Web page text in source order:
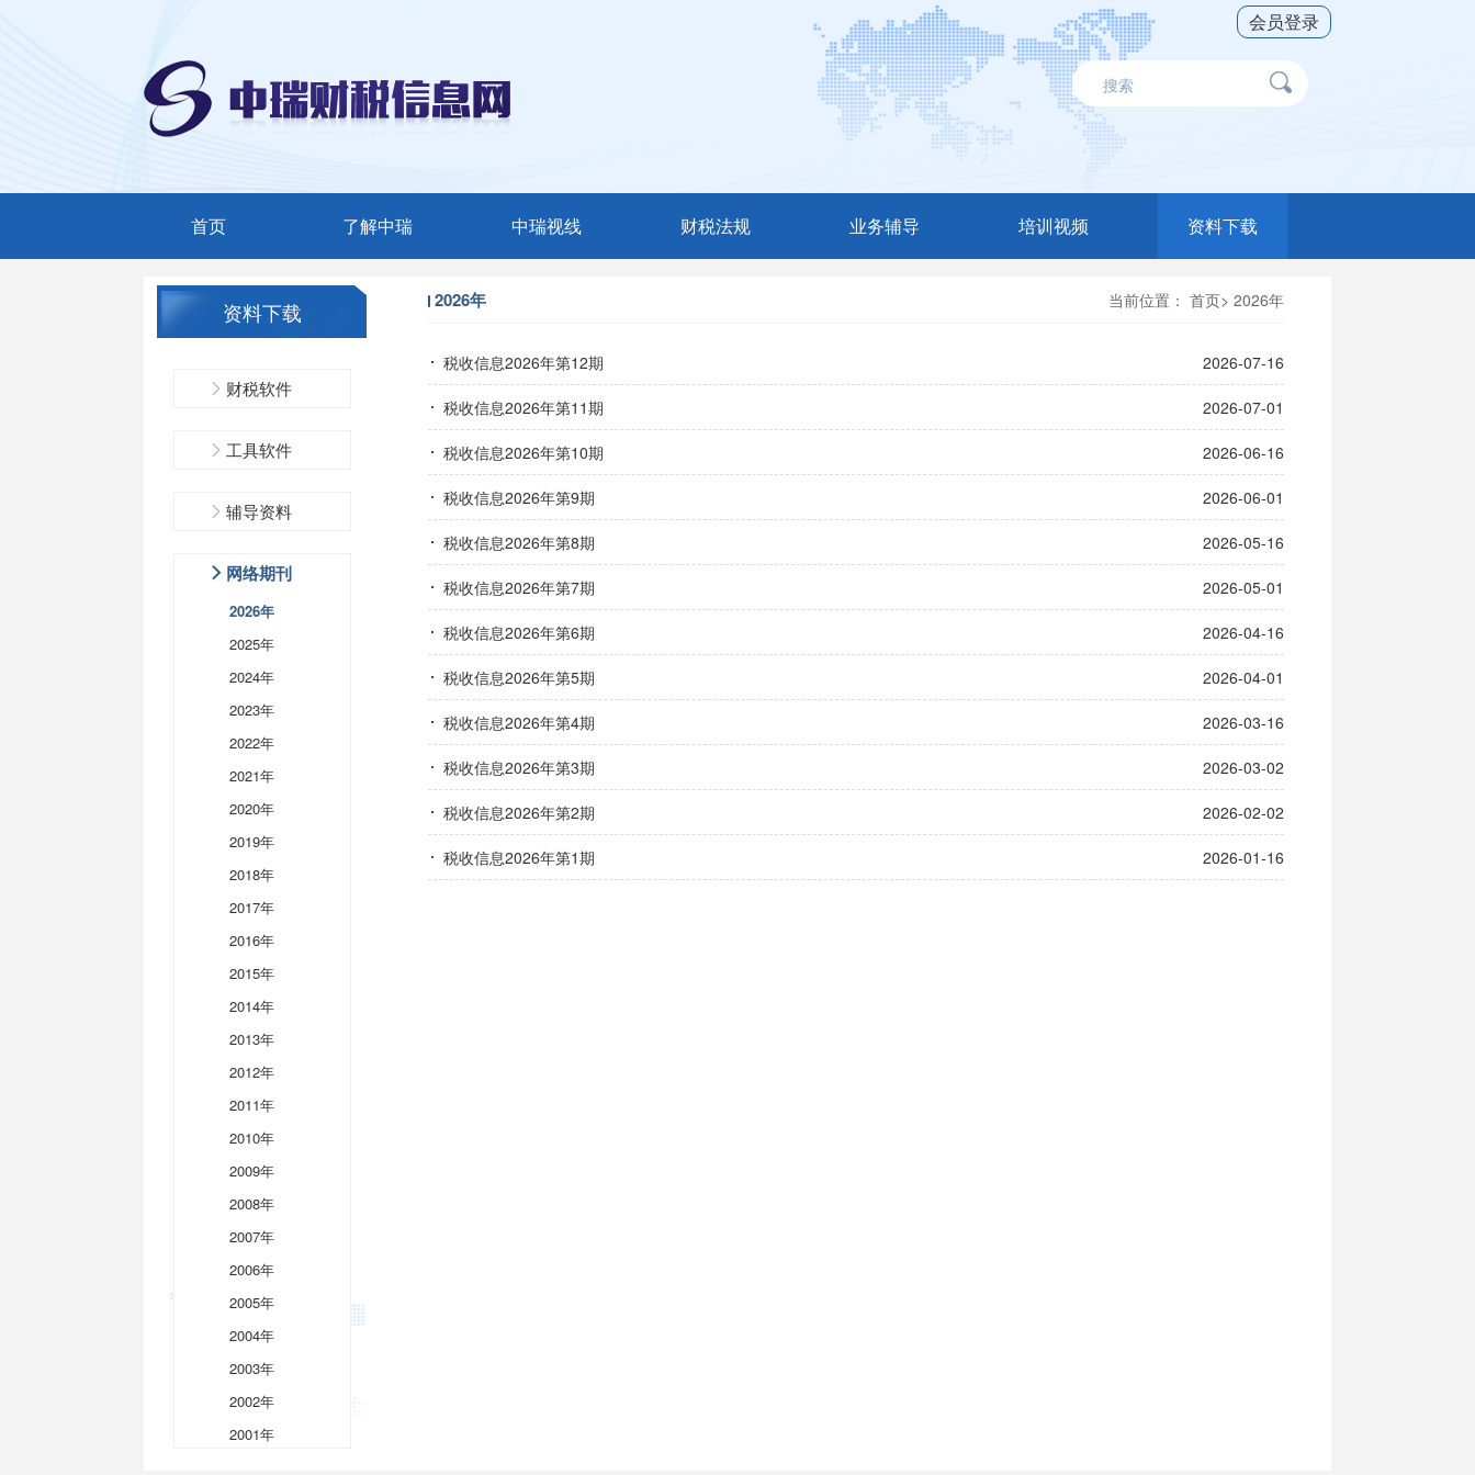
会员登录
首页 了解中瑞
中瑞简介
中瑞视线 财税法规 业务辅导 培训视频 资料下载
辅导资料
网络期刊
资料下载
财税软件
工具软件
辅导资料
网络期刊
2026年
2025年
2024年
2023年
2022年
2021年
2020年
2019年
2018年
2017年
2016年
2015年
2014年
2013年
2012年
2011年
2010年
2009年
2008年
2007年
2006年
2005年
2004年
2003年
2002年
2001年
2026年 当前位置： 首页> 2026年
税收信息2026年第12期 2026-07-16
税收信息2026年第11期 2026-07-01
税收信息2026年第10期 2026-06-16
税收信息2026年第9期 2026-06-01
税收信息2026年第8期 2026-05-16
税收信息2026年第7期 2026-05-01
税收信息2026年第6期 2026-04-16
税收信息2026年第5期 2026-04-01
税收信息2026年第4期 2026-03-16
税收信息2026年第3期 2026-03-02
税收信息2026年第2期 2026-02-02
税收信息2026年第1期 2026-01-16